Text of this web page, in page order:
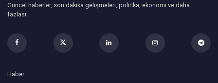
Güncel haberler, son dakika gelişmeleri, politika, ekonomi ve daha
fazlası.
Haber